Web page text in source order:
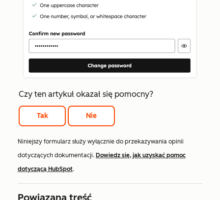
Czy ten artykuł okazał się pomocny?
Tak Nie
Niniejszy formularz służy wyłącznie do przekazywania opinii
dotyczących dokumentacji. Dowiedz się, jak uzyskać pomoc
dotyczącą HubSpot.
Powiązana treść